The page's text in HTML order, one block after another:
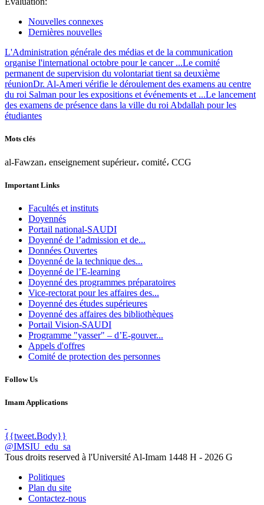
Nouvelles connexes
Dernières nouvelles
L'Administration générale des médias et de la communication
organise l'international octobre pour le cancer ...Le comité
permanent de supervision du volontariat tient sa deuxième
réunionDr. Al-Ameri vérifie le déroulement des examens au centre
du roi Salman pour les expositions et événements et ...Le lancement
des examens de présence dans la ville du roi Abdallah pour les
étudiantes
Mots clés
al-Fawzan، enseignement supérieur، comité، CCG
Important Links
Facultés et instituts
Doyennés
Portail national-SAUDI
Doyenné de l’admission et de...
Données Ouvertes
Doyenné de la technique des...
Doyenné de l’E-learning
Doyenné des programmes préparatoires
Vice-rectorat pour les affaires des...
Doyenné des études supérieures
Doyenné des affaires des bibliothèques
Portail Vision-SAUDI
Programme "yasser" – d’E-gouver...
Appels d'offres
Comité de protection des personnes
Follow Us
Imam Applications
{{tweet.Body}}
@IMSIU_edu_sa
Tous droits reserved à l'Université Al-Imam 1448 H - 2026 G
Politiques
Plan du site
Contactez-nous